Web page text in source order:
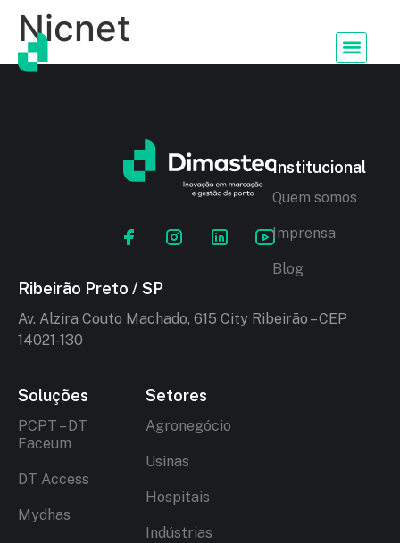
Nicnet
Ribeirão Preto / SP
Av. Alzira Couto Machado, 615 City Ribeirão – CEP
14021-130
Soluções
PCPT – DT
Faceum
DT Access
Mydhas
Setores
Agronegócio
Usinas
Hospitais
Indústrias
Institucional
Quem somos
Imprensa
Blog